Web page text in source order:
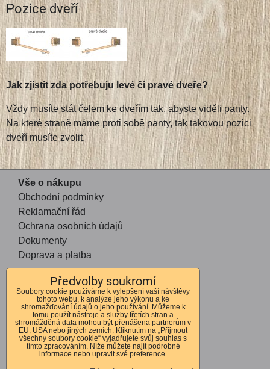
Pozice dveří
Jak zjistit zda potřebuju levé či pravé dveře?
Vždy musíte stát čelem ke dveřím tak, abyste viděli panty.
Na které straně máme proti sobě panty, tak takovou pozici
dveří musíte zvolit.
Vše o nákupu
Obchodní podmínky
Reklamační řád
Ochrana osobních údajů
Dokumenty
Doprava a platba
Kontakt
Andrea Mohauptová
Kvítkov 56
Česká Lípa
470 01
Předvolby soukromí
Soubory cookie používáme k vylepšení vaší návštěvy
tohoto webu, k analýze jeho výkonu a ke
shromažďování údajů o jeho používání. Můžeme k
tomu použít nástroje a služby třetích stran a
shromážděná data mohou být přenášena partnerům v
EU, USA nebo jiných zemích. Kliknutím na „Přijmout
všechny soubory cookie“ vyjadřujete svůj souhlas s
tímto zpracováním. Níže můžete najít podrobné
informace nebo upravit své preference.